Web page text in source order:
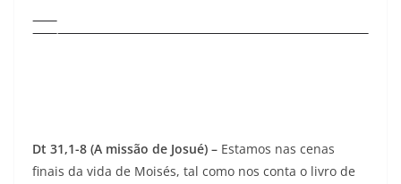
Dt 31,1-8 (A missão de Josué) – Estamos nas cenas
finais da vida de Moi­sés, tal como nos conta o livro de